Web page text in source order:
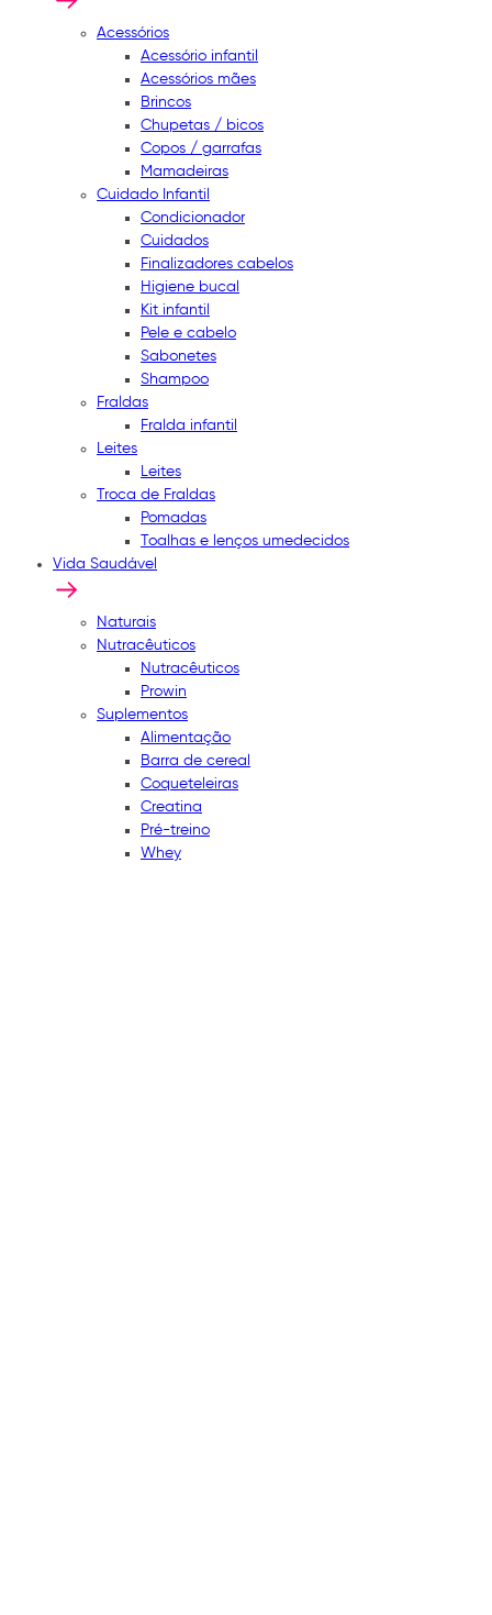
Acessórios
Acessório infantil
Acessórios mães
Brincos
Chupetas / bicos
Copos / garrafas
Mamadeiras
Cuidado Infantil
Condicionador
Cuidados
Finalizadores cabelos
Higiene bucal
Kit infantil
Pele e cabelo
Sabonetes
Shampoo
Fraldas
Fralda infantil
Leites
Leites
Troca de Fraldas
Pomadas
Toalhas e lenços umedecidos
Vida Saudável
Naturais
Nutracêuticos
Nutracêuticos
Prowin
Suplementos
Alimentação
Barra de cereal
Coqueteleiras
Creatina
Pré-treino
Whey